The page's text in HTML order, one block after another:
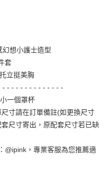
彰化商業銀行
台北富邦商業銀行
兆豐國際商業銀行
華泰商業銀行
遠東國際商業銀行
永豐商業銀行
星展（台灣）商業銀行
彰化商業銀行
台北富邦商業銀行
兆豐國際商業銀行
台中商業銀行
華泰商業銀行
遠東國際商業銀行
永豐商業銀行
中國信託商業銀行
款」的支付方式。 讓您購物簡單
幻想小護士造型
套
立挺美胸
- - - - - - - - - - - - -
一個罩杯
寸請在訂單備註(如更換尺寸
尺寸寄出，原配套尺寸若已缺
@ipink，專業客服為您推薦適